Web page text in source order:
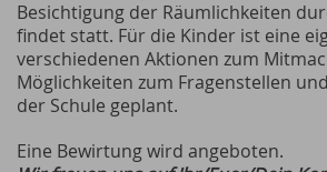
Besichtigung der Räumlichkeiten
findet statt. Für die Kinder ist eine
verschiedenen Aktionen zum
Möglichkeiten zum Fragenstellen
der Schule geplant.
Eine Bewirtung wird angeboten.